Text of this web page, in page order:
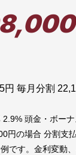
円 毎月分割
頭金・ボー
円の場合 分割支
です。金利変動